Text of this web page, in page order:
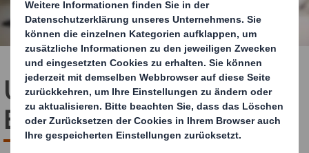
Unser
Bewerbungsprozess